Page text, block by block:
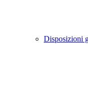
Disposizioni